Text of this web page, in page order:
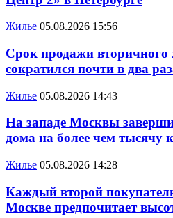
Жилье 05.08.2026 15:56
Срок продажи
сократился почти в два
Жилье 05.08.2026 14:43
На западе Москвы
дома на более чем тысячу
Жилье 05.08.2026 14:28
Каждый второй
Москве предпочитает